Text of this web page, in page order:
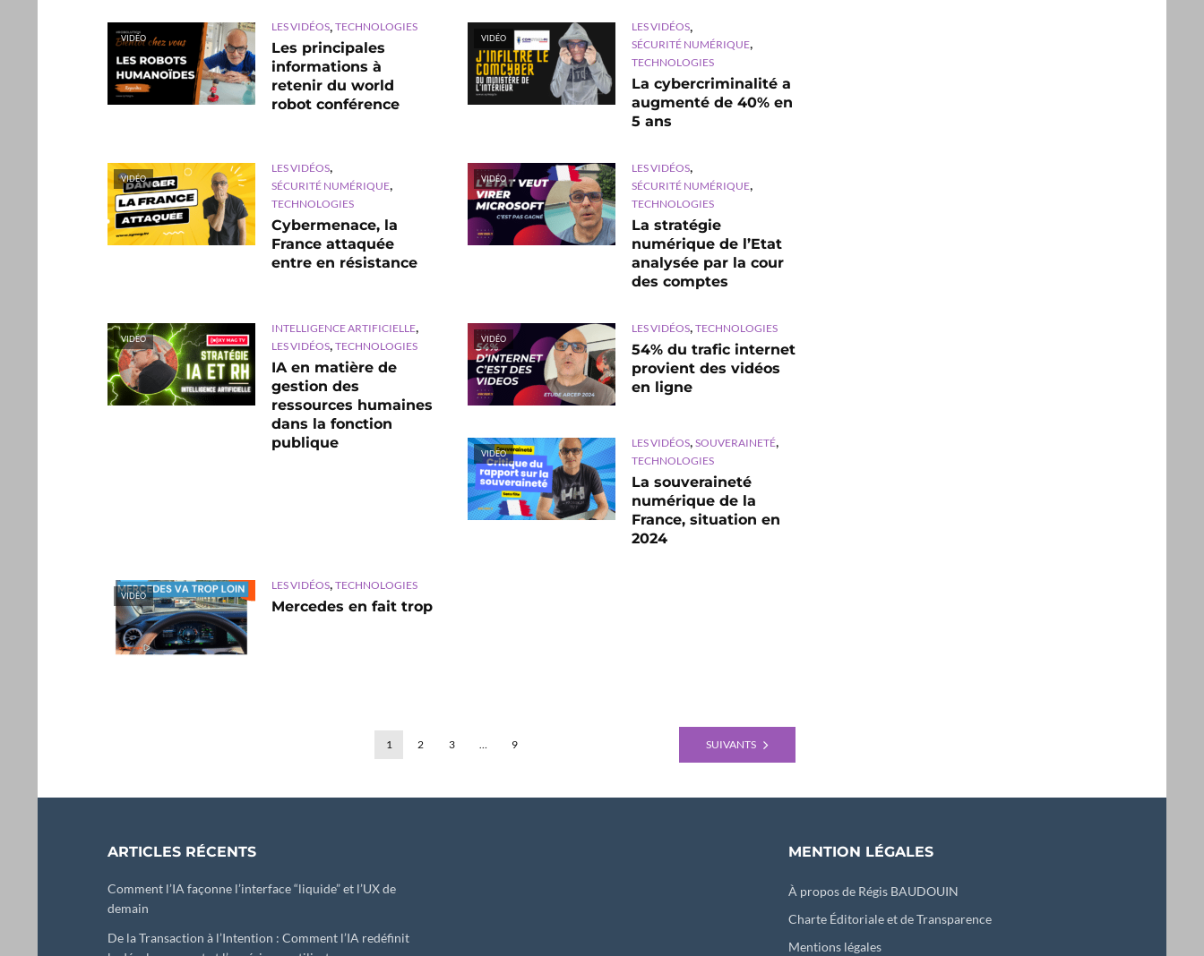
VIDÉO
LES VIDÉOS TECHNOLOGIES
Les principales
informations à
retenir du world
robot conférence
VIDÉO
LES VIDÉOS
SÉCURITÉ NUMÉRIQUE,
TECHNOLOGIES
La cybercriminalité a
augmenté de 40% en
5 ans
VIDÉO
LES VIDÉOS,
SÉCURITÉ NUMÉRIQUE,
TECHNOLOGIES
Cybermenace, la
France attaquée
entre en résistance
VIDÉO
LES VIDÉOS,
SÉCURITÉ NUMÉRIQUE,
TECHNOLOGIES
La stratégie
numérique de l’Etat
analysée par la cour
des comptes
VIDÉO
INTELLIGENCE ARTIFICIELLE,
LES VIDÉOS, TECHNOLOGIES
IA en matière de
gestion des
ressources humaines
dans la fonction
publique
VIDÉO
LES VIDÉOS, TECHNOLOGIES
54% du trafic internet
provient des vidéos
en ligne
VIDÉO
LES VIDÉOS, SOUVERAINETÉ,
TECHNOLOGIES
La souveraineté
numérique de la
France, situation en
2024
VIDÉO
LES VIDÉOS, TECHNOLOGIES
Mercedes en fait trop
1 2 3 … 9 SUIVANTS
ARTICLES RÉCENTS
Comment l’IA façonne l’interface “liquide” et l’UX de
demain
De la Transaction à l’Intention : Comment l’IA redéfinit
MENTION LÉGALES
À propos de Régis BAUDOUIN
Charte Éditoriale et de Transparence
Mentions légales